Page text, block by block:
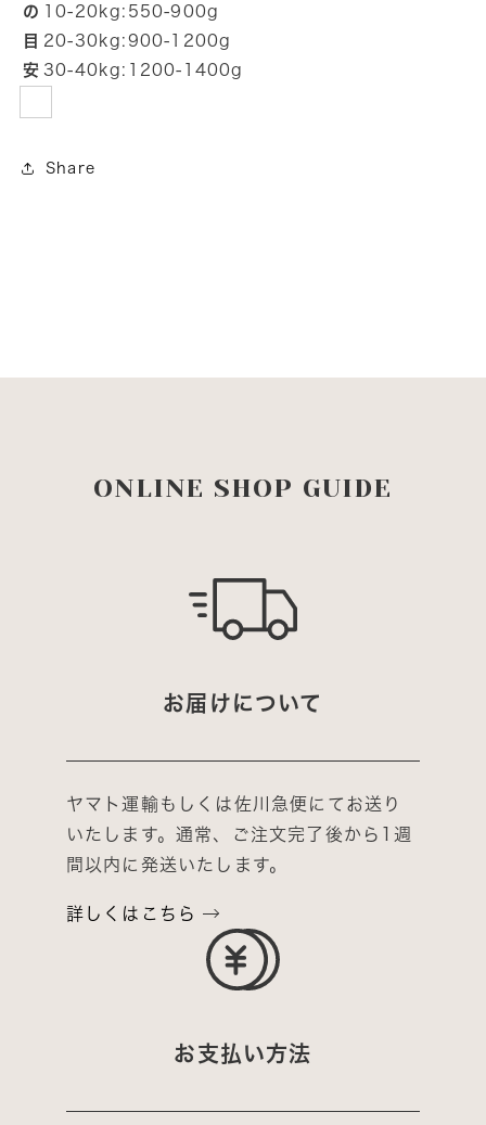
の
目
安
10-20kg:550-900g
20-30kg:900-1200g
30-40kg:1200-1400g
Share
ONLINE SHOP GUIDE
お届けについて
ヤマト運輸もしくは佐川急便にてお送り
いたします。通常、ご注文完了後から1週
間以内に発送いたします。
詳しくはこちら
お支払い方法